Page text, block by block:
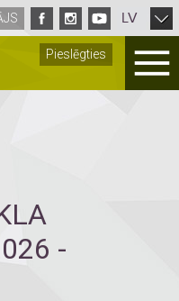
Pieslēgties
LV
-